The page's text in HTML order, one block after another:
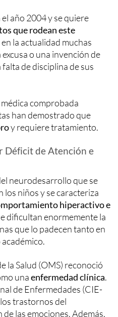
año 2004 y se quiere
que rodean este
la actualidad muchas
o una invención de
de disciplina de sus
comprobada
han demostrado que
y requiere tratamiento.
Déficit de Atención e
neurodesarrollo que se
los niños y se caracteriza
hiperactivo e
dificultan enormemente la
que lo padecen tanto en
la Salud (OMS) reconoció
unaenfermedad clínica.
de Enfermedades (CIE-
trastornos del
las emociones. Además,